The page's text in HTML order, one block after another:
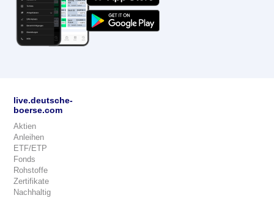
live.deutsche-
boerse.com
Aktien
Anleihen
ETF/ETP
Fonds
Rohstoffe
Zertifikate
Nachhaltig